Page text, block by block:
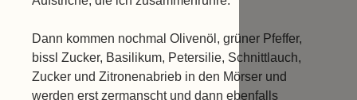
Dann kommen nochmal Olivenöl, grüner Pfeffer,
bissl Zucker, Basilikum, Petersilie, Schnittlauch,
Zucker und Zitronenabrieb in den Mörser und
werden erst zermanscht und dann ebenfalls